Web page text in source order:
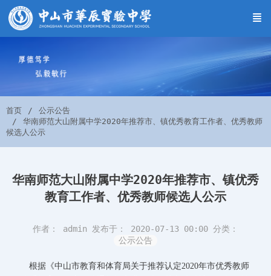
首页
公示公告
华南师范大山附属中学2020年推荐市、镇优秀教育工作者、优秀教师
候选人公示
华南师范大山附属中学2020年推荐市、镇优秀
教育工作者、优秀教师候选人公示
作者： admin 发布于： 2020-07-13 00:00 分类：
公示公告
根据《中山市教育和体育局关于推荐认定2020年市优秀教师